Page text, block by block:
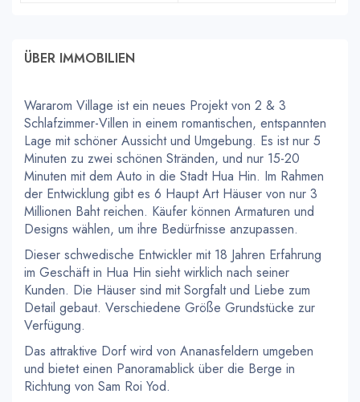
ÜBER IMMOBILIEN
Wararom Village ist ein neues Projekt von 2 & 3
Schlafzimmer-Villen in einem romantischen, entspannten
Lage mit schöner Aussicht und Umgebung. Es ist nur 5
Minuten zu zwei schönen Stränden, und nur 15-20
Minuten mit dem Auto in die Stadt Hua Hin. Im Rahmen
der Entwicklung gibt es 6 Haupt Art Häuser von nur 3
Millionen Baht reichen. Käufer können Armaturen und
Designs wählen, um ihre Bedürfnisse anzupassen.
Dieser schwedische Entwickler mit 18 Jahren Erfahrung
im Geschäft in Hua Hin sieht wirklich nach seiner
Kunden. Die Häuser sind mit Sorgfalt und Liebe zum
Detail gebaut. Verschiedene Größe Grundstücke zur
Verfügung.
Das attraktive Dorf wird von Ananasfeldern umgeben
und bietet einen Panoramablick über die Berge in
Richtung von Sam Roi Yod.